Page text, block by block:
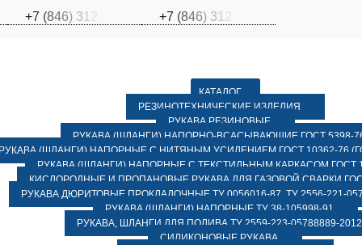
+7 (846) 31 +7 (846) 31
КАТАЛОГ
РЕЗИНОТЕХНИЧЕСКИЕ ИЗДЕЛИЯ
РУКАВА РЕЗИНОВЫЕ
РУКАВА (ШЛАНГИ) НАПОРНО-ВСАСЫВАЮЩИЕ ГОСТ 5398-
(ШЛАНГИ) НАПОРНЫЕ С НИТЯНЫМ УСИЛЕНИЕМ ГОСТ 10362-76
РУКАВА (ШЛАНГИ) НАПОРНЫЕ С ТЕКСТИЛЬНЫМ КАРКАСОМ ГОСТ
КИСЛОРОДНЫЕ И ПРОПАНОВЫЕ РУКАВА ДЛЯ ГАЗОВОЙ СВАРКИ
РУКАВА ДЮРИТОВЫЕ ПРОКЛАДОЧНЫЕ ТУ 0056016-87, ТУ 2556-221-
РУКАВА (ШЛАНГИ) НАПОРНЫЕ ТУ 38-105998-91
РУКАВА, ШЛАНГИ ДЛЯ ПОЛИВА ТУ 2559-223-05788889-2012
СИЛИКОНОВЫЕ РУКАВА